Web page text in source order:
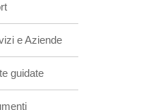
e Aziende
guidate